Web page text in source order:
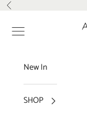
Pular para o conteúdo
Anterior
Menu
New In
SHOP